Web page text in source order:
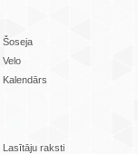
Šoseja
Velo
Kalendārs
Lasītāju raksti